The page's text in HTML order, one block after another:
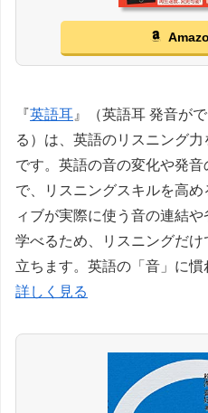
『英語耳 』（英語耳 発音が
る）は、英語のリスニング
です。英語の音の変化や発
で、リスニングスキルを高
ィブが実際に使う音の連結
学べるため、リスニングだ
立ちます。英語の「音」に慣
詳しく見る